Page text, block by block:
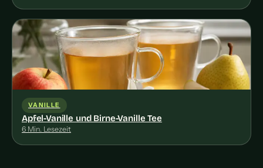
VANILLE
Apfel-Vanille und Birne-Vanille Tee
6 Min. Lesezeit